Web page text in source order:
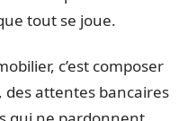
tout se joue.
c’est composer
des attentes bancaires